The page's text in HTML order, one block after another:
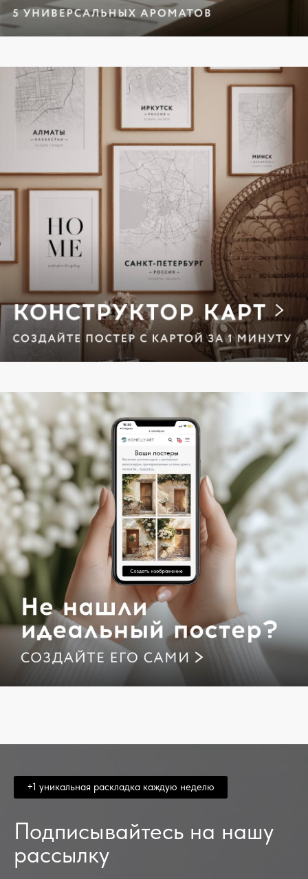
+1 уникальная раскладка каждую неделю
Подписывайтесь на нашу
рассылку